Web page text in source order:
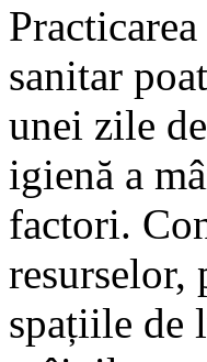
sanitar
unei zile
igienă a
factori.
spațiile de